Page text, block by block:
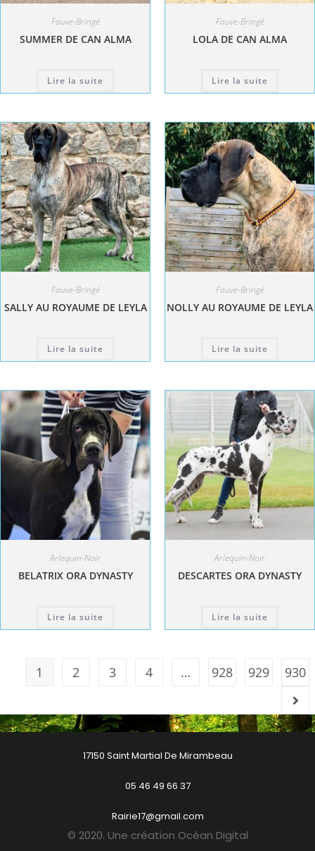
Fauve-Bringé
SUMMER DE CAN ALMA
Lire la suite
Fauve-Bringé
LOLA DE CAN ALMA
Lire la suite
Fauve-Bringé
SALLY AU ROYAUME DE LEYLA
Lire la suite
Fauve-Bringé
NOLLY AU ROYAUME DE LEYLA
Lire la suite
Arlequin-Noir
BELATRIX ORA DYNASTY
Lire la suite
Arlequin-Noir
DESCARTES ORA DYNASTY
Lire la suite
1 2 3 4 … 928 929 930
17150 Saint Martial De Mirambeau
05 46 49 66 37
Rairie17@gmail.com
© 2020. Une création Océan Digital